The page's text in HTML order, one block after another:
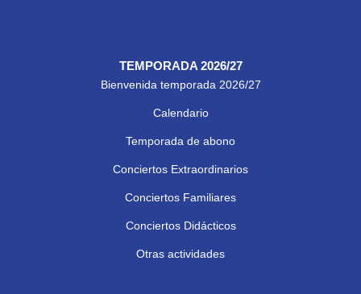
TEMPORADA 2026/27
Bienvenida temporada 2026/27
Calendario
Temporada de abono
Conciertos Extraordinarios
Conciertos Familiares
Conciertos Didácticos
Otras actividades